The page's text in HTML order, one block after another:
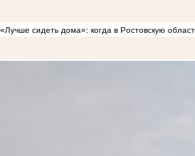
«Лучше сидеть дома»: когда в Ростовскую